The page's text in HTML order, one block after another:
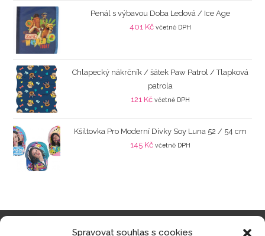
Spravovat souhlas s cookies
Penál s výbavou Doba Ledová / Ice Age
401 Kč včetně DPH
Chlapecký nákrčník / šátek Paw Patrol / Tlapková
patrola
121 Kč včetně DPH
Kšiltovka Pro Moderní Dívky Soy Luna 52 / 54 cm
145 Kč včetně DPH